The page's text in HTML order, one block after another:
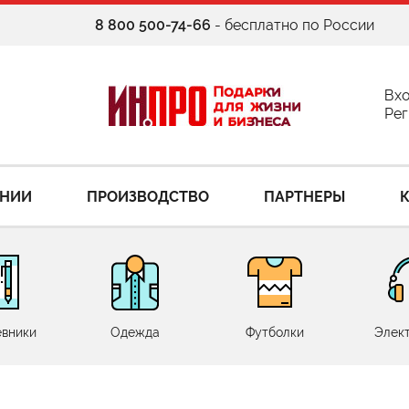
8 800 500-74-66 - бесплатно по России
ПРОИЗВОДСТВО ПАРТНЕРЫ
Одежда Футболки